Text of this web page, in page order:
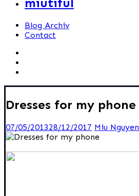
Blog Archiv
Contact
Dresses for my phone
07/05/201328/12/2017 Miu Nguyen